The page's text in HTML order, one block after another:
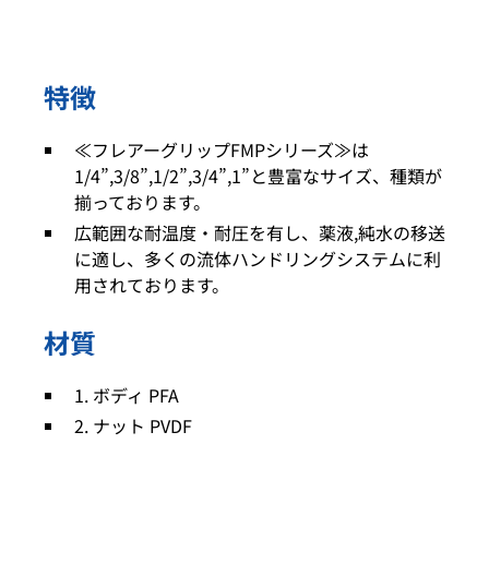
特徴
≪フレアーグリップFMPシリーズ≫は
1/4”,3/8”,1/2”,3/4”,1”と豊富なサイズ、種類が
揃っております。
広範囲な耐温度・耐圧を有し、薬液,純水の移送
に適し、多くの流体ハンドリングシステムに利
用されております。
材質
1. ボディ PFA
2. ナット PVDF